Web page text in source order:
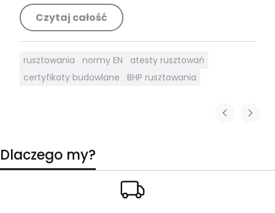
Czytaj całość
rusztowania normy EN
atesty rusztowań
certyfikaty budowlane
BHP rusztowania
Dlaczego my?